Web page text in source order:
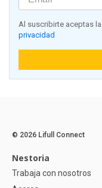
Al suscribirte aceptas
privacidad
© 2026 Lifull Connect
Nestoria
Trabaja con nosotros